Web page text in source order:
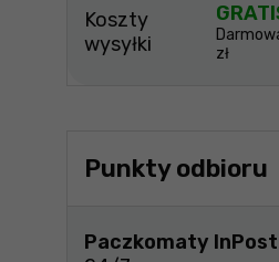
Koszty
wysyłki
zł
Punkty odbioru
Paczkomaty InPost